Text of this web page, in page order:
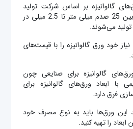
گالوانیزه بر اساس شرکت تولید
کننده، با ضخامت‌های بین 25 صدم میلی متر تا 2.5 میلی در
خود ورق گالوانیزه را با قیمت‌های
گالوانیزه برای صنایعی چون
با ابعاد ورق‌های گالوانیزه برای
فرق دارد.
این ورق‌ها باید به نوع مصرف خود
را تهیه کنید.